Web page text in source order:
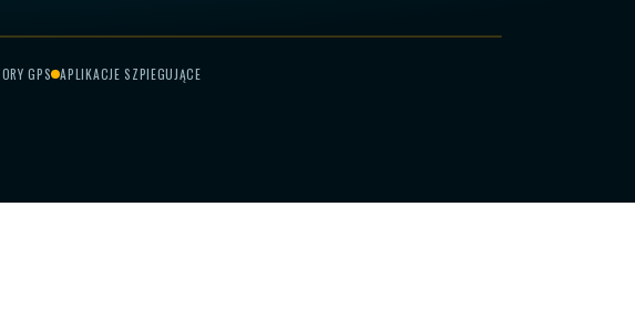
GPS APLIKACJE SZPIEGUJĄCE